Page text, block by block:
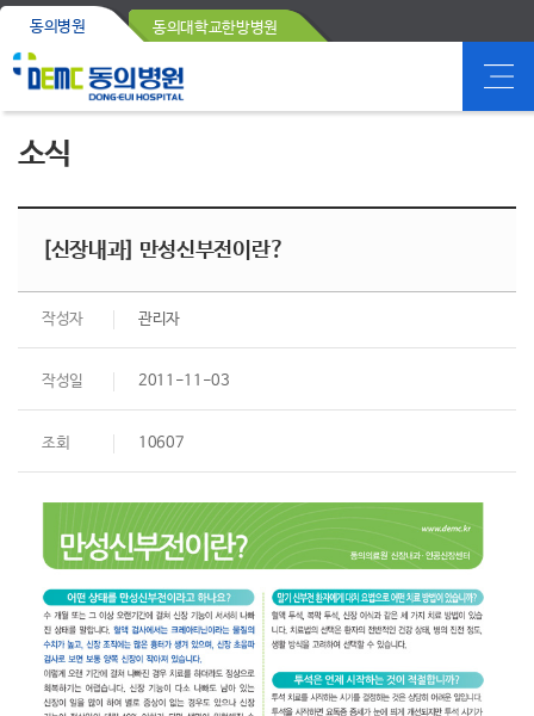
동의병원 동의대학교한방병원
소식
[신장내과] 만성신부전이란?
작성자 관리자
작성일 2011-11-03
조회 10607